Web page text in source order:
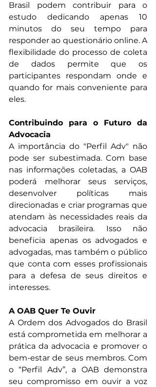
Brasil podem contribuir para o
estudo dedicando apenas 10
minutos do seu tempo para
responder ao questionário online. A
flexibilidade do processo de coleta
de dados permite que os
participantes respondam onde e
quando for mais conveniente para
eles.
Contribuindo para o Futuro da
Advocacia
A importância do "Perfil Adv" não
pode ser subestimada. Com base
nas informações coletadas, a OAB
poderá melhorar seus serviços,
desenvolver políticas mais
direcionadas e criar programas que
atendam às necessidades reais da
advocacia brasileira. Isso não
beneficia apenas os advogados e
advogadas, mas também o público
que conta com esses profissionais
para a defesa de seus direitos e
interesses.
A OAB Quer Te Ouvir
A Ordem dos Advogados do Brasil
está comprometida em melhorar a
prática da advocacia e promover o
bem-estar de seus membros. Com
o “Perfil Adv”, a OAB demonstra
seu compromisso em ouvir a voz